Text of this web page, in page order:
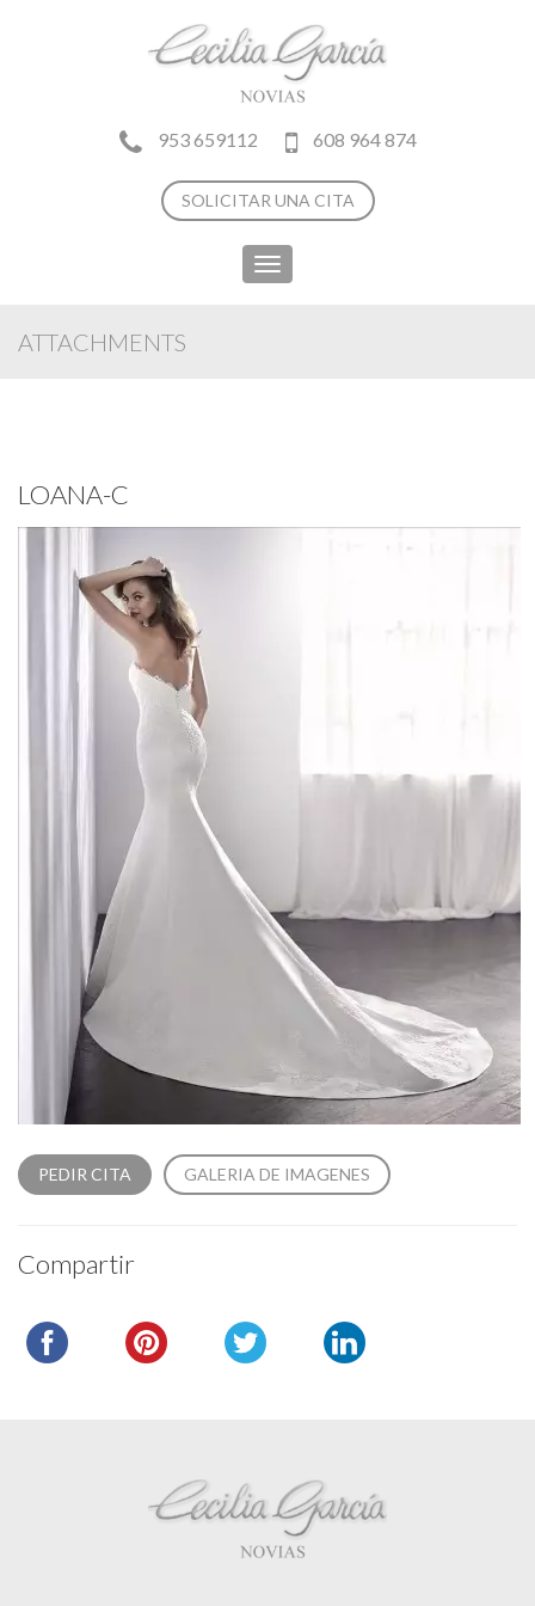
953 659112 608 964 874
SOLICITAR UNA CITA
Toggle
navigation
ATTACHMENTS
LOANA-C
PEDIR CITA GALERIA DE IMAGENES
Compartir